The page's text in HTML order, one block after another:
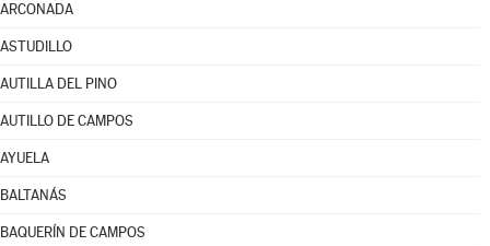
ARCONADA
ASTUDILLO
AUTILLA DEL PINO
AUTILLO DE CAMPOS
AYUELA
BALTANÁS
BAQUERÍN DE CAMPOS